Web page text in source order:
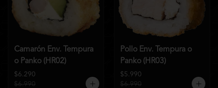
Camarón Env. Tempura
o Panko (HR02)
$6.290
$6.990
Pollo Env. Tempura o
Panko (HR03)
$5.990
$6.990